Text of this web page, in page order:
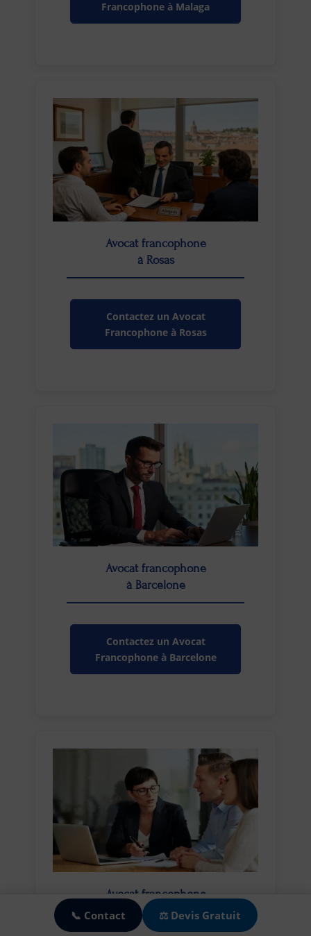
Francophone à Malaga
Avocat francophone
à Rosas
Contactez un Avocat
Francophone à Rosas
Avocat francophone
à Barcelone
Contactez un Avocat
Francophone à Barcelone
Avocat francophone
à Séville
📞 Contact ⚖️ Devis Gratuit